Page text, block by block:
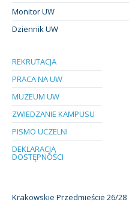
Monitor UW
Dziennik UW
REKRUTACJA
PRACA NA UW
MUZEUM UW
ZWIEDZANIE KAMPUSU
PISMO UCZELNI
DEKLARACJA
DOSTĘPNOŚCI
Krakowskie Przedmieście 26/28